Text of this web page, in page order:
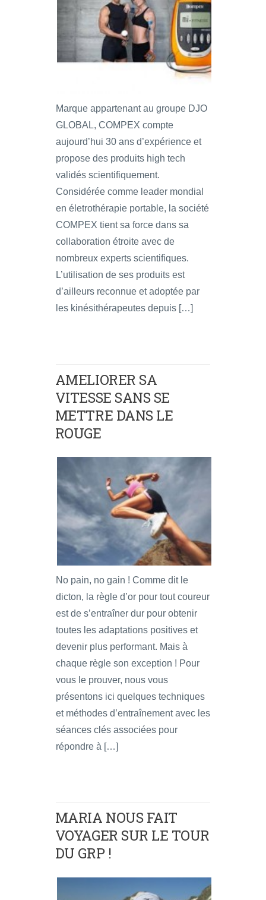
Marque appartenant au groupe DJO
GLOBAL, COMPEX compte
aujourd’hui 30 ans d’expérience et
propose des produits high tech
validés scientifiquement.
Considérée comme leader mondial
en életrothérapie portable, la société
COMPEX tient sa force dans sa
collaboration étroite avec de
nombreux experts scientifiques.
L’utilisation de ses produits est
d’ailleurs reconnue et adoptée par
les kinésithérapeutes depuis […]
AMELIORER SA
VITESSE SANS SE
METTRE DANS LE
ROUGE
No pain, no gain ! Comme dit le
dicton, la règle d’or pour tout coureur
est de s’entraîner dur pour obtenir
toutes les adaptations positives et
devenir plus performant. Mais à
chaque règle son exception ! Pour
vous le prouver, nous vous
présentons ici quelques techniques
et méthodes d’entraînement avec les
séances clés associées pour
répondre à […]
MARIA NOUS FAIT
VOYAGER SUR LE TOUR
DU GRP !